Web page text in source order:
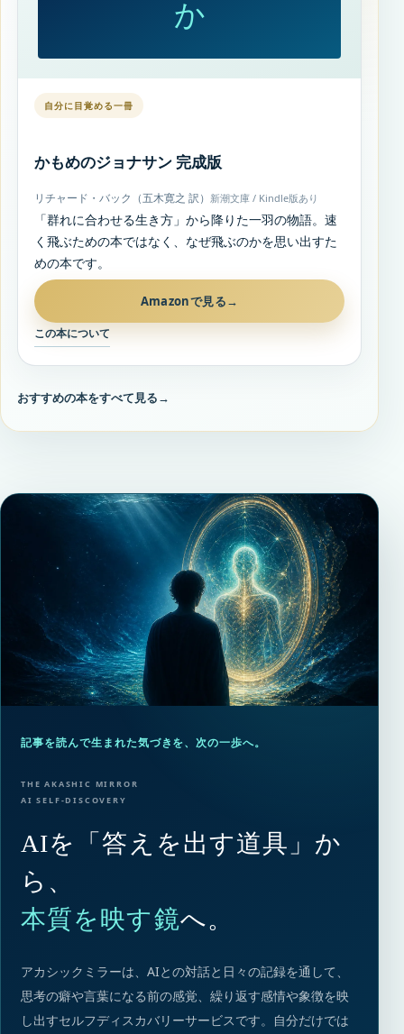
か
自分に目覚める一冊
かもめのジョナサン 完成版
リチャード・バック（五木寛之 訳） 新潮文庫 / Kindle版あり
「群れに合わせる生き方」から降りた一羽の物語。速
く飛ぶための本ではなく、なぜ飛ぶのかを思い出すた
めの本です。
Amazonで見る→
この本について
おすすめの本をすべて見る→
記事を読んで生まれた気づきを、次の一歩へ。
THE AKASHIC MIRROR
AI SELF-DISCOVERY
AIを「答えを出す道具」か
ら、
本質を映す鏡へ。
アカシックミラーは、AIとの対話と日々の記録を通して、
思考の癖や言葉になる前の感覚、繰り返す感情や象徴を映
し出すセルフディスカバリーサービスです。自分だけでは